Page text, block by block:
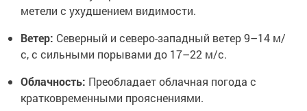
метели с ухудшением видимости.
Ветер: Северный и северо-западный ветер 9–14 м/
с, с сильными порывами до 17–22 м/с.
Облачность: Преобладает облачная погода с
кратковременными прояснениями.